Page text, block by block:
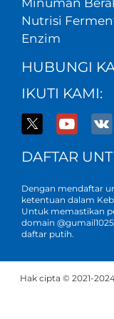
Minuman
Nutrisi
Enzim
HUBUNGI
IKUTI KAMI:
DAFTAR
Dengan mendaftar
ketentuan dalam
Untuk memastikan
domain
daftar putih.
Hak cipta © 2021-